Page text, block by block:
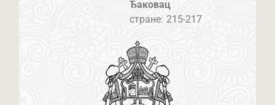
Ђаковац
стране: 215-217